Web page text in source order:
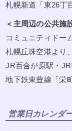
札幌新道「東26丁
＜主周辺の公共施
コミュニティドー
札幌丘珠空港より
JR百合が原駅・
地下鉄東豊線「栄
営業日カレンダ